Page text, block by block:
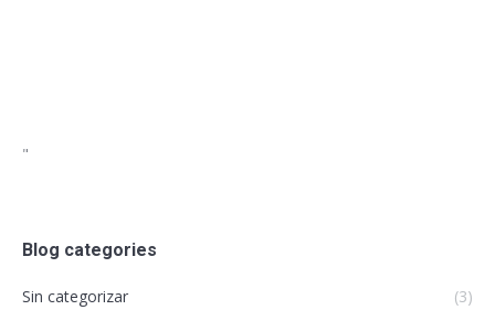
"
Blog categories
Sin categorizar (3)